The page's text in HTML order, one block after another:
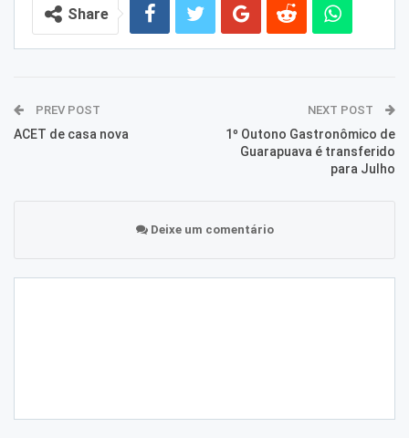
Share
PREV POST
ACET de casa nova
NEXT POST
1º Outono Gastronômico de
Guarapuava é transferido
para Julho
Deixe um comentário